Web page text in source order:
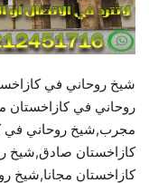
شيخ روحاني في
روحاني في كازاخستان
مجرب,شيخ روحاني في
كازاخستان صادق,شيخ
كازاخستان مجانا,شيخ